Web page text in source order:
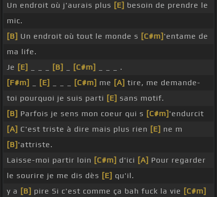
Un endroit où j'aurais plus [E] besoin de prendre le
mic.
[B] Un endroit où tout le monde s [C#m] 'entame de
ma life.
Je [E] [B] [C#m]
_ _ _ .
[F#m]
[E] [C#m] me [A] tire, me demande-
toi pourquoi je suis parti [E] sans motif.
[B] Parfois je sens mon coeur qui s [C#m] 'endurcit
[A] C'est triste à dire mais plus rien [E] ne m
[B] 'attriste.
Laisse-moi partir loin [C#m] d'ici [A] Pour regarder
le sourire je me dis dès [E] qu'il.
y a [B] pire Si c'est comme ça bah fuck la vie [C#m]